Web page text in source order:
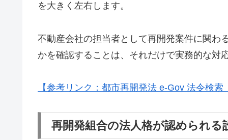
を大きく左右します。
不動産会社の担当者として再開発案件に関わ
かを確認することは、それだけで実務的な対
【参考リンク：都市再開発法 e-Gov 法令検
再開発組合の法人格が認められる